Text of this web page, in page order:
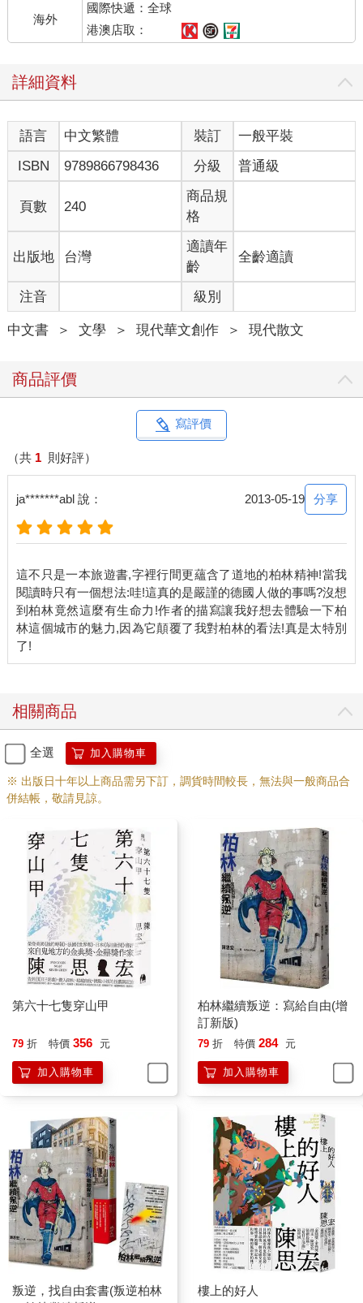
海外
國際快遞：全球
港澳店取：
詳細資料
語言 中文繁體 裝訂
一般平裝
ISBN
9789866798436 分級 普通級
頁數 240
商品規
格
出版地 台灣
適讀年
齡
全齡適讀
注音 級別
中文書 ＞ 文學 ＞ 現代華文創作 ＞ 現代散文
商品評價
寫評價
（共 1 則好評）
ja*******abl 說： 2013-05-19 分享
這不只是一本旅遊書,字裡行間更蘊含了道地的柏林精神!當我
閱讀時只有一個想法:哇!這真的是嚴謹的德國人做的事嗎?沒想
到柏林竟然這麼有生命力!作者的描寫讓我好想去體驗一下柏
林這個城市的魅力,因為它顛覆了我對柏林的看法!真是太特別
相關商品
全選 加入購物車
※ 出版日十年以上商品需另下訂，調貨時間較長，無法與一般商品合
併結帳，敬請見諒。
第六十七隻穿山甲
79 折 特價 356 元
加入購物車
柏林繼續叛逆：寫給自由(增
訂新版)
79 折 特價 284 元
加入購物車
叛逆，找自由套書(叛逆柏林
樓上的好人